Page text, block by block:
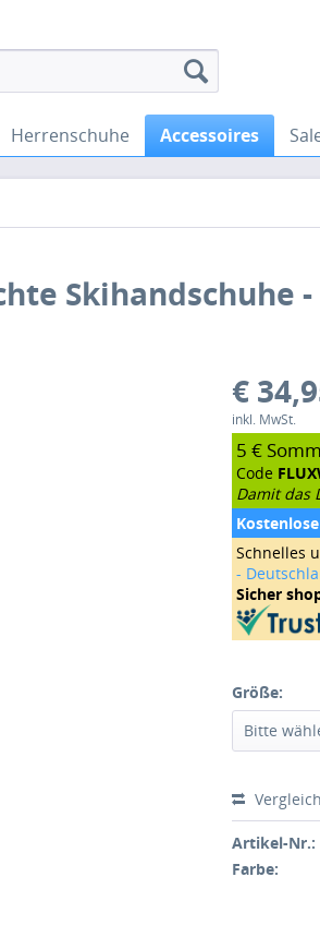
Herrenschuhe Accessoires
Skihandschuhe -
€
inkl. MwSt.
5 €
Code
Damit das
Schnelles
-
Sicher
Größe:
Artikel-Nr.:
Farbe: